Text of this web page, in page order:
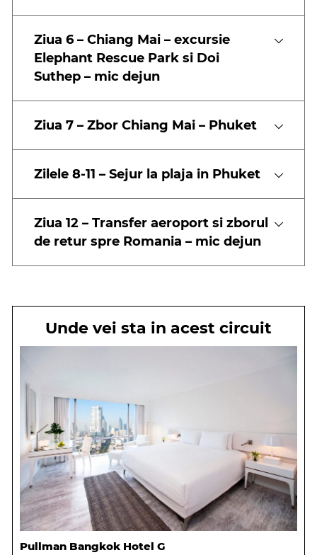
Ziua 6 – Chiang Mai – excursie
Elephant Rescue Park si Doi
Suthep – mic dejun
Ziua 7 – Zbor Chiang Mai – Phuket
Zilele 8-11 – Sejur la plaja in Phuket
Ziua 12 – Transfer aeroport si zborul
de retur spre Romania – mic dejun
Unde vei sta in acest circuit
Pullman Bangkok Hotel G